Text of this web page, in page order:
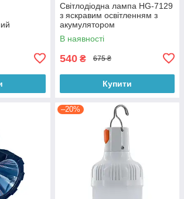
Світлодіодна лампа HG-7129
з яскравим освітленням з
акумулятором
В наявності
540 ₴ 675 ₴
Купити
–20%